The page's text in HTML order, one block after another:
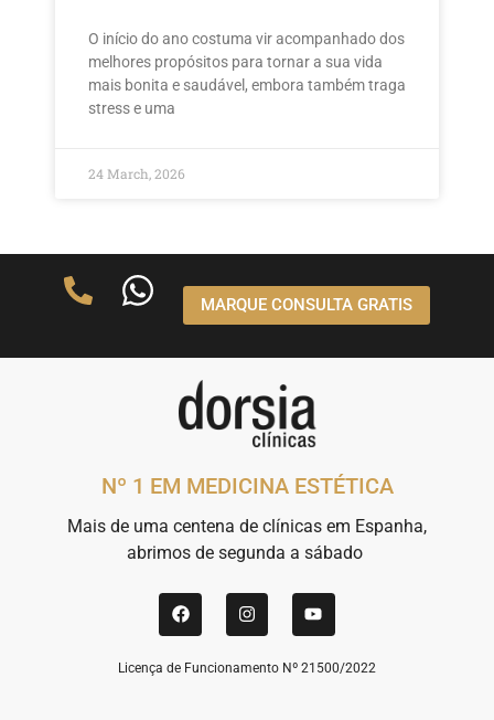
O início do ano costuma vir acompanhado dos
melhores propósitos para tornar a sua vida
mais bonita e saudável, embora também traga
stress e uma
24 March, 2026
MARQUE CONSULTA GRATIS
Nº 1 EM MEDICINA ESTÉTICA
Mais de uma centena de clínicas em Espanha,
abrimos de segunda a sábado
Licença de Funcionamento Nº 21500/2022